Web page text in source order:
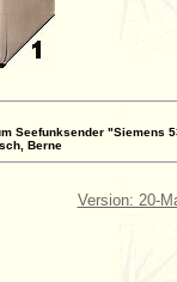
Seefunksender "Siemens
Berne
Version: 20-